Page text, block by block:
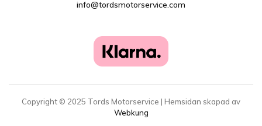
info@tordsmotorservice.com
Copyright © 2025 Tords Motorservice | Hemsidan skapad av
Webkung